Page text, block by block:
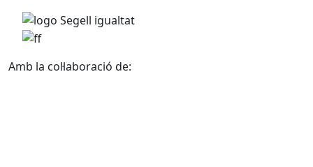
Amb la col·laboració de: